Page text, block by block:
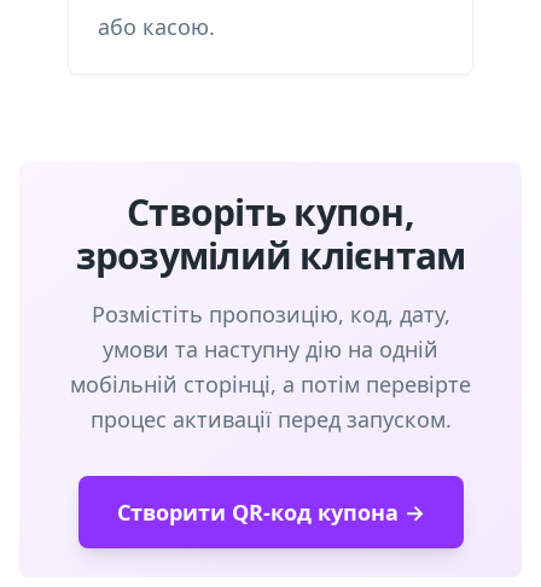
або касою.
Створіть купон,
зрозумілий клієнтам
Розмістіть пропозицію, код, дату,
умови та наступну дію на одній
мобільній сторінці, а потім перевірте
процес активації перед запуском.
Створити QR-код купона →